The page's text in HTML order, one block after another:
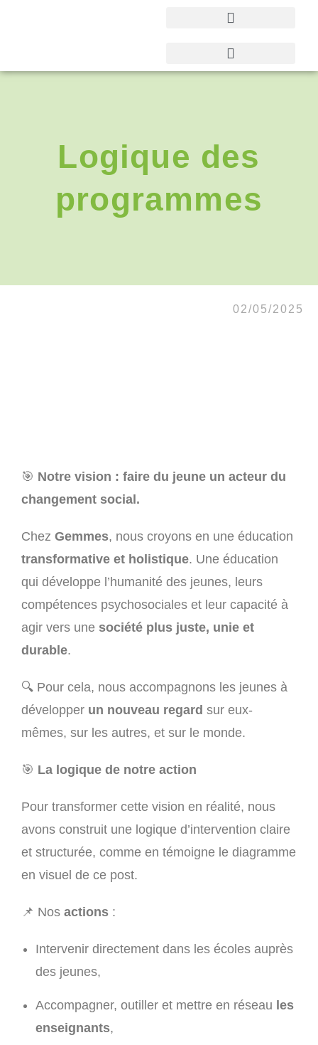
Logique des
programmes
02/05/2025
🎯 Notre vision : faire du jeune un acteur du
changement social.
Chez Gemmes, nous croyons en une éducation
transformative et holistique. Une éducation
qui développe l’humanité des jeunes, leurs
compétences psychosociales et leur capacité à
agir vers une société plus juste, unie et
durable.
🔍 Pour cela, nous accompagnons les jeunes à
développer un nouveau regard sur eux-
mêmes, sur les autres, et sur le monde.
🎯 La logique de notre action
Pour transformer cette vision en réalité, nous
avons construit une logique d’intervention claire
et structurée, comme en témoigne le diagramme
en visuel de ce post.
📌 Nos actions :
Intervenir directement dans les écoles auprès
des jeunes,
Accompagner, outiller et mettre en réseau les
enseignants,